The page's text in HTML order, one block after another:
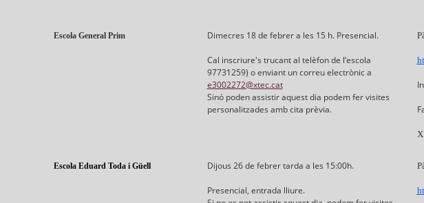
Escola General Prim Dimecres 18 de febrer a les 15 h. Presencial.
Cal inscriure's trucant al telèfon de l’escola
97731259) o enviant un correu electrònic a
e3002272@xtec.cat
Sinó poden assistir aquest dia podem fer visites
personalitzades amb cita prèvia.
X
Escola Eduard Toda i Güell Dijous 26 de febrer tarda a les 15:00h.
Presencial, entrada lliure.